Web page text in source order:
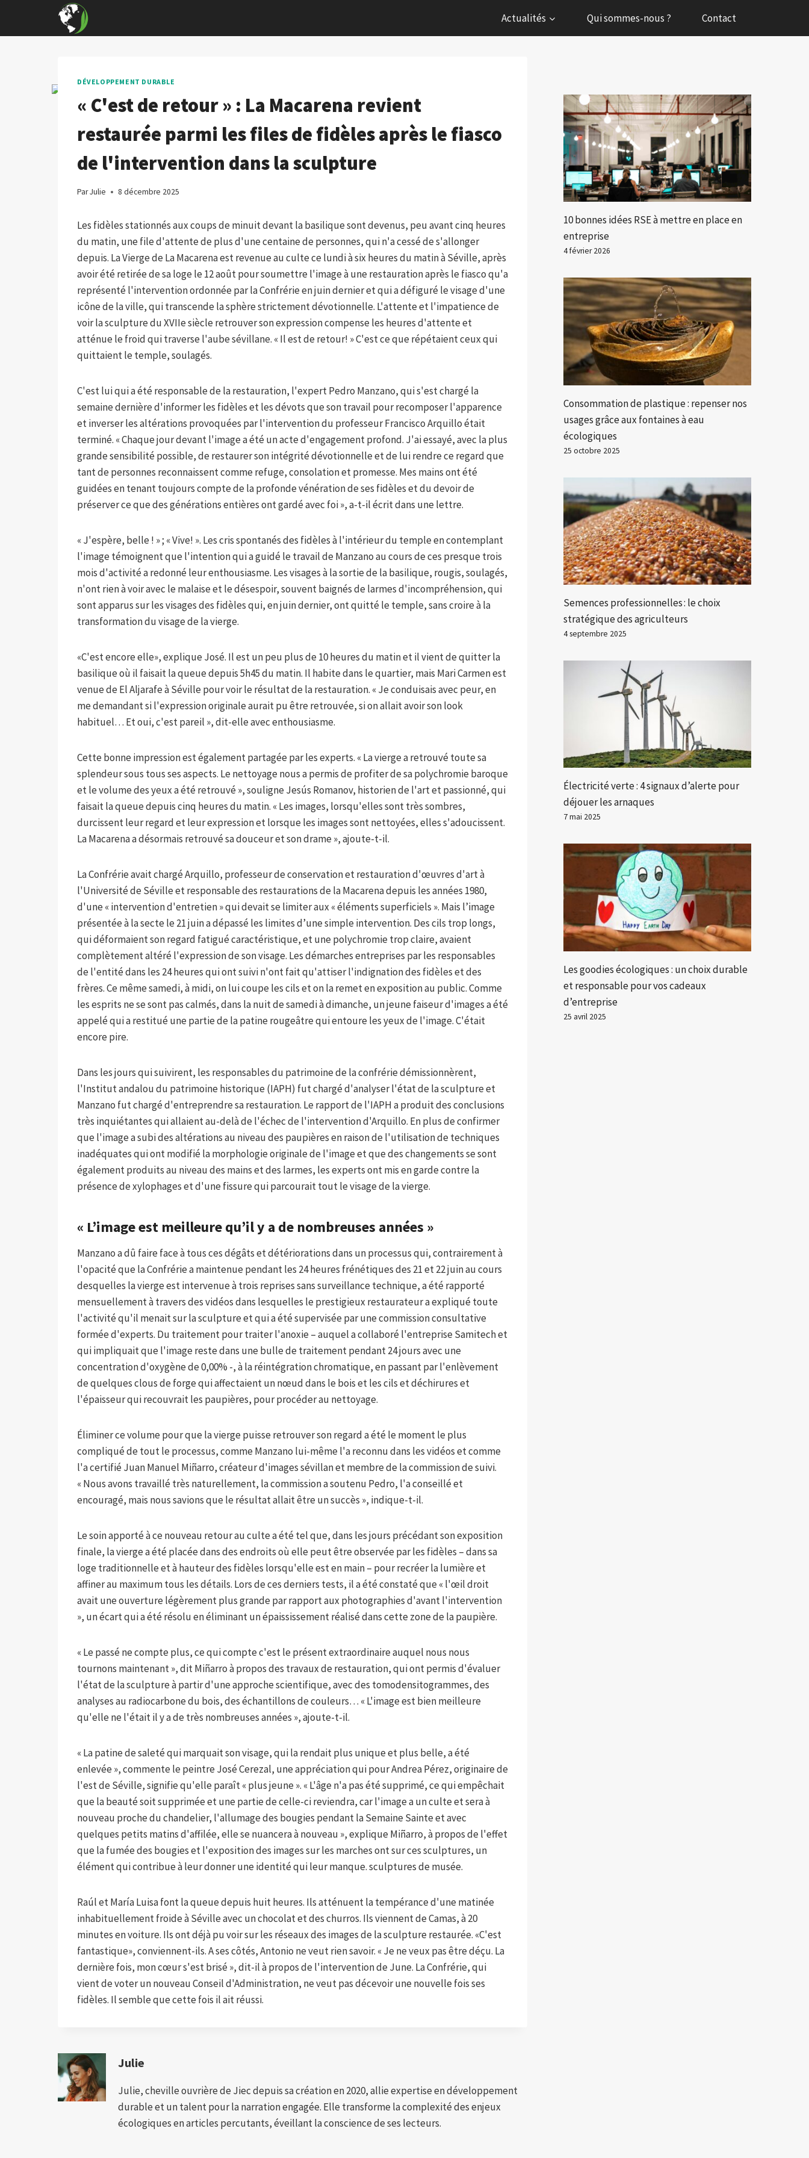
content
Actualités Qui sommes-nous ? Contact
DÉVELOPPEMENT DURABLE
« C'est de retour » : La Macarena revient
restaurée parmi les files de fidèles après le fiasco
de l'intervention dans la sculpture
ParJulie 8 décembre 2025
Les fidèles stationnés aux coups de minuit devant la basilique sont devenus, peu avant cinq heures
du matin, une file d'attente de plus d'une centaine de personnes, qui n'a cessé de s'allonger
depuis. La Vierge de La Macarena est revenue au culte ce lundi à six heures du matin à Séville, après
avoir été retirée de sa loge le 12 août pour soumettre l'image à une restauration après le fiasco qu'a
représenté l'intervention ordonnée par la Confrérie en juin dernier et qui a défiguré le visage d'une
icône de la ville, qui transcende la sphère strictement dévotionnelle. L'attente et l'impatience de
voir la sculpture du XVIIe siècle retrouver son expression compense les heures d'attente et
atténue le froid qui traverse l'aube sévillane. « Il est de retour! » C'est ce que répétaient ceux qui
quittaient le temple, soulagés.
C'est lui qui a été responsable de la restauration, l'expert Pedro Manzano, qui s'est chargé la
semaine dernière d'informer les fidèles et les dévots que son travail pour recomposer l'apparence
et inverser les altérations provoquées par l'intervention du professeur Francisco Arquillo était
terminé. « Chaque jour devant l'image a été un acte d'engagement profond. J'ai essayé, avec la plus
grande sensibilité possible, de restaurer son intégrité dévotionnelle et de lui rendre ce regard que
tant de personnes reconnaissent comme refuge, consolation et promesse. Mes mains ont été
guidées en tenant toujours compte de la profonde vénération de ses fidèles et du devoir de
préserver ce que des générations entières ont gardé avec foi », a-t-il écrit dans une lettre.
« J'espère, belle ! » ; « Vive! ». Les cris spontanés des fidèles à l'intérieur du temple en contemplant
l'image témoignent que l'intention qui a guidé le travail de Manzano au cours de ces presque trois
mois d'activité a redonné leur enthousiasme. Les visages à la sortie de la basilique, rougis, soulagés,
n'ont rien à voir avec le malaise et le désespoir, souvent baignés de larmes d'incompréhension, qui
sont apparus sur les visages des fidèles qui, en juin dernier, ont quitté le temple, sans croire à la
transformation du visage de la vierge.
«C'est encore elle», explique José. Il est un peu plus de 10 heures du matin et il vient de quitter la
basilique où il faisait la queue depuis 5h45 du matin. Il habite dans le quartier, mais Mari Carmen est
venue de El Aljarafe à Séville pour voir le résultat de la restauration. « Je conduisais avec peur, en
me demandant si l'expression originale aurait pu être retrouvée, si on allait avoir son look
habituel… Et oui, c'est pareil », dit-elle avec enthousiasme.
Cette bonne impression est également partagée par les experts. « La vierge a retrouvé toute sa
splendeur sous tous ses aspects. Le nettoyage nous a permis de profiter de sa polychromie baroque
et le volume des yeux a été retrouvé », souligne Jesús Romanov, historien de l'art et passionné, qui
faisait la queue depuis cinq heures du matin. « Les images, lorsqu'elles sont très sombres,
durcissent leur regard et leur expression et lorsque les images sont nettoyées, elles s'adoucissent.
La Macarena a désormais retrouvé sa douceur et son drame », ajoute-t-il.
La Confrérie avait chargé Arquillo, professeur de conservation et restauration d'œuvres d'art à
l'Université de Séville et responsable des restaurations de la Macarena depuis les années 1980,
d'une « intervention d'entretien » qui devait se limiter aux « éléments superficiels ». Mais l’image
présentée à la secte le 21 juin a dépassé les limites d’une simple intervention. Des cils trop longs,
qui déformaient son regard fatigué caractéristique, et une polychromie trop claire, avaient
complètement altéré l'expression de son visage. Les démarches entreprises par les responsables
de l'entité dans les 24 heures qui ont suivi n'ont fait qu'attiser l'indignation des fidèles et des
frères. Ce même samedi, à midi, on lui coupe les cils et on la remet en exposition au public. Comme
les esprits ne se sont pas calmés, dans la nuit de samedi à dimanche, un jeune faiseur d'images a été
appelé qui a restitué une partie de la patine rougeâtre qui entoure les yeux de l'image. C'était
encore pire.
Dans les jours qui suivirent, les responsables du patrimoine de la confrérie démissionnèrent,
l'Institut andalou du patrimoine historique (IAPH) fut chargé d'analyser l'état de la sculpture et
Manzano fut chargé d'entreprendre sa restauration. Le rapport de l'IAPH a produit des conclusions
très inquiétantes qui allaient au-delà de l'échec de l'intervention d'Arquillo. En plus de confirmer
que l'image a subi des altérations au niveau des paupières en raison de l'utilisation de techniques
inadéquates qui ont modifié la morphologie originale de l'image et que des changements se sont
également produits au niveau des mains et des larmes, les experts ont mis en garde contre la
présence de xylophages et d'une fissure qui parcourait tout le visage de la vierge.
« L’image est meilleure qu’il y a de nombreuses années »
Manzano a dû faire face à tous ces dégâts et détériorations dans un processus qui, contrairement à
l'opacité que la Confrérie a maintenue pendant les 24 heures frénétiques des 21 et 22 juin au cours
desquelles la vierge est intervenue à trois reprises sans surveillance technique, a été rapporté
mensuellement à travers des vidéos dans lesquelles le prestigieux restaurateur a expliqué toute
l'activité qu'il menait sur la sculpture et qui a été supervisée par une commission consultative
formée d'experts. Du traitement pour traiter l'anoxie – auquel a collaboré l'entreprise Samitech et
qui impliquait que l'image reste dans une bulle de traitement pendant 24 jours avec une
concentration d'oxygène de 0,00% -, à la réintégration chromatique, en passant par l'enlèvement
de quelques clous de forge qui affectaient un nœud dans le bois et les cils et déchirures et
l'épaisseur qui recouvrait les paupières, pour procéder au nettoyage.
Éliminer ce volume pour que la vierge puisse retrouver son regard a été le moment le plus
compliqué de tout le processus, comme Manzano lui-même l'a reconnu dans les vidéos et comme
l'a certifié Juan Manuel Miñarro, créateur d'images sévillan et membre de la commission de suivi.
« Nous avons travaillé très naturellement, la commission a soutenu Pedro, l'a conseillé et
encouragé, mais nous savions que le résultat allait être un succès », indique-t-il.
Le soin apporté à ce nouveau retour au culte a été tel que, dans les jours précédant son exposition
finale, la vierge a été placée dans des endroits où elle peut être observée par les fidèles – dans sa
loge traditionnelle et à hauteur des fidèles lorsqu'elle est en main – pour recréer la lumière et
affiner au maximum tous les détails. Lors de ces derniers tests, il a été constaté que « l'œil droit
avait une ouverture légèrement plus grande par rapport aux photographies d'avant l'intervention
», un écart qui a été résolu en éliminant un épaississement réalisé dans cette zone de la paupière.
« Le passé ne compte plus, ce qui compte c'est le présent extraordinaire auquel nous nous
tournons maintenant », dit Miñarro à propos des travaux de restauration, qui ont permis d'évaluer
l'état de la sculpture à partir d'une approche scientifique, avec des tomodensitogrammes, des
analyses au radiocarbone du bois, des échantillons de couleurs… « L'image est bien meilleure
qu'elle ne l'était il y a de très nombreuses années », ajoute-t-il.
« La patine de saleté qui marquait son visage, qui la rendait plus unique et plus belle, a été
enlevée », commente le peintre José Cerezal, une appréciation qui pour Andrea Pérez, originaire de
l'est de Séville, signifie qu'elle paraît « plus jeune ». « L'âge n'a pas été supprimé, ce qui empêchait
que la beauté soit supprimée et une partie de celle-ci reviendra, car l'image a un culte et sera à
nouveau proche du chandelier, l'allumage des bougies pendant la Semaine Sainte et avec
quelques petits matins d'affilée, elle se nuancera à nouveau », explique Miñarro, à propos de l'effet
que la fumée des bougies et l'exposition des images sur les marches ont sur ces sculptures, un
élément qui contribue à leur donner une identité qui leur manque. sculptures de musée.
Raúl et María Luisa font la queue depuis huit heures. Ils atténuent la tempérance d'une matinée
inhabituellement froide à Séville avec un chocolat et des churros. Ils viennent de Camas, à 20
minutes en voiture. Ils ont déjà pu voir sur les réseaux des images de la sculpture restaurée. «C'est
fantastique», conviennent-ils. A ses côtés, Antonio ne veut rien savoir. « Je ne veux pas être déçu. La
dernière fois, mon cœur s'est brisé », dit-il à propos de l'intervention de June. La Confrérie, qui
vient de voter un nouveau Conseil d'Administration, ne veut pas décevoir une nouvelle fois ses
fidèles. Il semble que cette fois il ait réussi.
Julie
Julie, cheville ouvrière de Jiec depuis sa création en 2020, allie expertise en développement
durable et un talent pour la narration engagée. Elle transforme la complexité des enjeux
écologiques en articles percutants, éveillant la conscience de ses lecteurs.
10 bonnes idées RSE à mettre en place en
entreprise
4 février 2026
Consommation de plastique : repenser nos
usages grâce aux fontaines à eau
écologiques
25 octobre 2025
Semences professionnelles : le choix
stratégique des agriculteurs
4 septembre 2025
Électricité verte : 4 signaux d’alerte pour
déjouer les arnaques
7 mai 2025
Les goodies écologiques : un choix durable
et responsable pour vos cadeaux
d’entreprise
25 avril 2025